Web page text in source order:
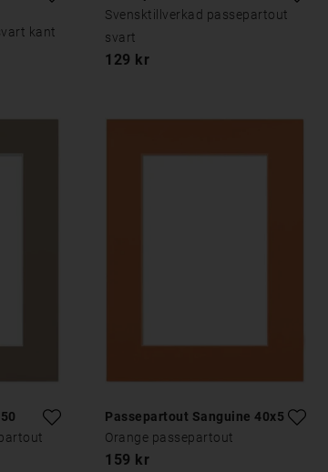
kant
Svensktillverkad passepartout
svart
129 kr
Passepartout Sanguine 40x50
Orange passepartout
159 kr